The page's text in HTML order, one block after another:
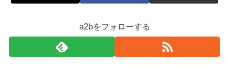
a2bをフォローする